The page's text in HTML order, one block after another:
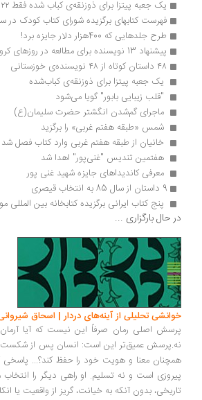
یک جعبه پیتزا برای ذوزنقه‌ی کباب شده فقط ۲۲ هزار تومان
فهرست کتابهای برگزیده شورای کتاب کودک در سال
طرح جلدهایی که 400هزار دلار جایزه برد!
پیشنهاد 13 نویسنده برای مطالعه در روزهای کرونا
۴۸ داستان کوتاه از ۴۸ نویسنده‌ی خوزستانی
یک جعبه پیتزا برای ذوزنقه‌ی کباب‌شده
"قلب زیبایی بابور" گویا می‌شود
ماجرای گم‌شدن انگشتر حضرت سلیمان(ع)
شمس «طبقه هفتم غربی» را برگزید
خانیان از طبقه‌ هفتم غربی وارد کتاب فصل شد
هفتمین تندیس "غنی‌پور" اهدا شد
معرفی کاندیداهای جایزه شهید غنی پور
9 داستان از سال 85 به انتخاب قیصری
پنج کتاب ایرانی برگزیده کتابخانه بین المللی
در حال بارگزاری ...
خوانشی تحلیلی از آینه‌های دردار | اسحاق
پرسش اصلی رمان صرفاً این نیست که آیا
نه.پرسش عمیق‌تر این است: انسان پس از شکست
همچنان معنا و هویت خود را حفظ کند؟... پاسخی
پیروزی است و نه تسلیم. او راهی دیگر را
تاریخی، بدون آنکه به خیانت، گریز از واقعیت یا